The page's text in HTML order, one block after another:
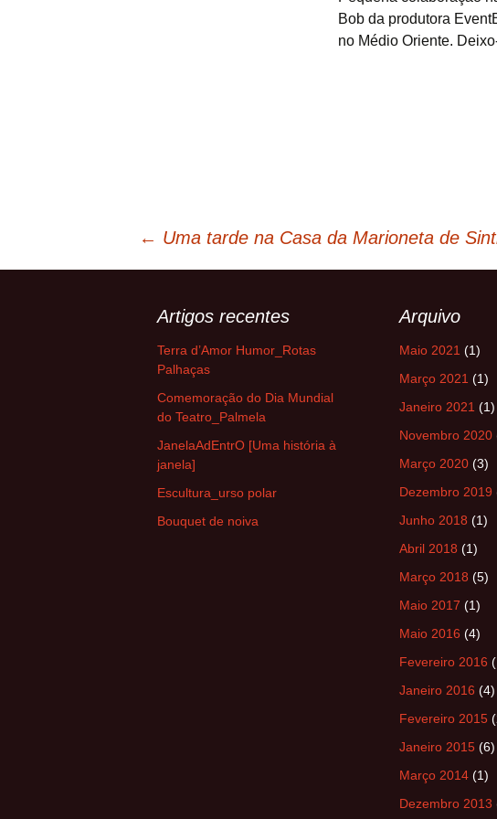
Bob da produtora
no Médio Oriente.
Navegação
← Uma tarde na Casa da Marioneta de
Artigos recentes
Terra d’Amor Humor_Rotas
Palhaças
Comemoração do Dia Mundial
do Teatro_Palmela
JanelaAdEntrO [Uma história à
janela]
Escultura_urso polar
Bouquet de noiva
Arquivo
Maio 2021 (1)
Março 2021 (1)
Janeiro 2021 (1)
Novembro 2020
Março 2020 (3)
Dezembro 2019
Junho 2018 (1)
Abril 2018 (1)
Março 2018 (5)
Maio 2017 (1)
Maio 2016 (4)
Fevereiro 2016
Janeiro 2016 (4)
Fevereiro 2015
Janeiro 2015 (6)
Março 2014 (1)
Dezembro 2013